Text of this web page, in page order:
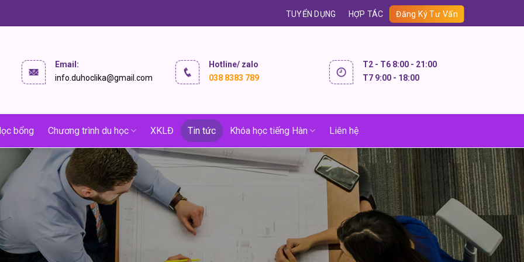
TUYỂN DỤNG HỢP TÁC Đăng Ký Tư Vấn
Email:
info.duhoclika@gmail.com
Hotline/ zalo
038 8383 789
T2 - T6 8:00 - 21:00
T7 9:00 - 18:00
bổng Chương trình du học XKLĐ Tin tức Khóa học tiếng Hàn Liên hệ